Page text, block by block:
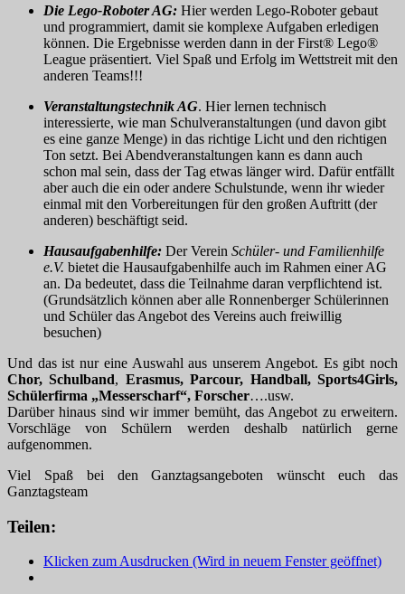
Die Lego-Roboter AG: Hier werden Lego-Roboter gebaut
und programmiert, damit sie komplexe Aufgaben erledigen
können. Die Ergebnisse werden dann in der First® Lego®
League präsentiert. Viel Spaß und Erfolg im Wettstreit mit den
anderen Teams!!!
Veranstaltungstechnik AG. Hier lernen technisch
interessierte, wie man Schulveranstaltungen (und davon gibt
es eine ganze Menge) in das richtige Licht und den richtigen
Ton setzt. Bei Abendveranstaltungen kann es dann auch
schon mal sein, dass der Tag etwas länger wird. Dafür entfällt
aber auch die ein oder andere Schulstunde, wenn ihr wieder
einmal mit den Vorbereitungen für den großen Auftritt (der
anderen) beschäftigt seid.
Hausaufgabenhilfe: Der Verein Schüler- und Familienhilfe
e.V. bietet die Hausaufgabenhilfe auch im Rahmen einer AG
an. Da bedeutet, dass die Teilnahme daran verpflichtend ist.
(Grundsätzlich können aber alle Ronnenberger Schülerinnen
und Schüler das Angebot des Vereins auch freiwillig
besuchen)
Und das ist nur eine Auswahl aus unserem Angebot. Es gibt noch
Chor, Schulband, Erasmus, Parcour, Handball, Sports4Girls,
Schülerfirma „Messerscharf“, Forscher….usw.
Darüber hinaus sind wir immer bemüht, das Angebot zu erweitern.
Vorschläge von Schülern werden deshalb natürlich gerne
aufgenommen.
Viel Spaß bei den Ganztagsangeboten wünscht euch das
Ganztagsteam
Teilen:
Klicken zum Ausdrucken (Wird in neuem Fenster geöffnet)